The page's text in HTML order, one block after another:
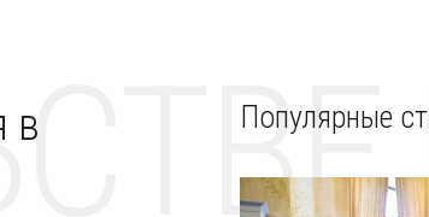
в Популярные